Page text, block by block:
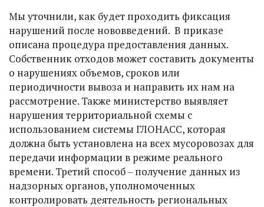
Мы уточнили, как будет проходить фиксация
нарушений после нововведений. В приказе
описана процедура предоставления данных.
Собственник отходов может составить документы
о нарушениях объемов, сроков или
периодичности вывоза и направить их нам на
рассмотрение. Также министерство выявляет
нарушения территориальной схемы с
использованием системы ГЛОНАСС, которая
должна быть установлена на всех мусоровозах для
передачи информации в режиме реального
времени. Третий способ – получение данных из
надзорных органов, уполномоченных
контролировать деятельность региональных